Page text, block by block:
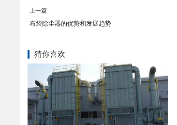
上一篇
布袋除尘器的优势和发展趋势
猜你喜欢